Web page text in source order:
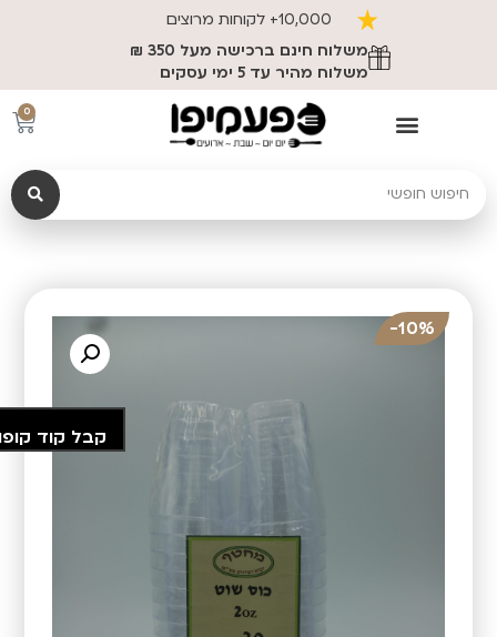
10,000+ לקוחות מרוצים
משלוח חינם ברכישה מעל 350 ₪
משלוח מהיר עד 5 ימי עסקים
0
10%-
קבל קוד